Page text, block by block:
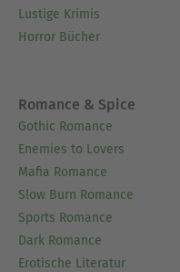
Lustige Krimis
Horror Bücher
Romance & Spice
Gothic Romance
Enemies to Lovers
Mafia Romance
Slow Burn Romance
Sports Romance
Dark Romance
Erotische Literatur